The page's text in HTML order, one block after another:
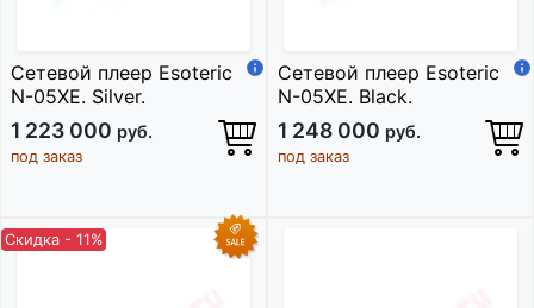
Сетевой плеер Esoteric
N-05XE. Silver.
1 223 000 руб.
под заказ
Сетевой плеер Esoteric
N-05XE. Black.
1 248 000 руб.
под заказ
Скидка - 11%